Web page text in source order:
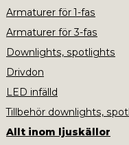
Armaturer för 1-fas
Armaturer för 3-fas
Downlights, spotlights
Drivdon
LED infälld
Tillbehör downlights,
Allt inom ljuskällor